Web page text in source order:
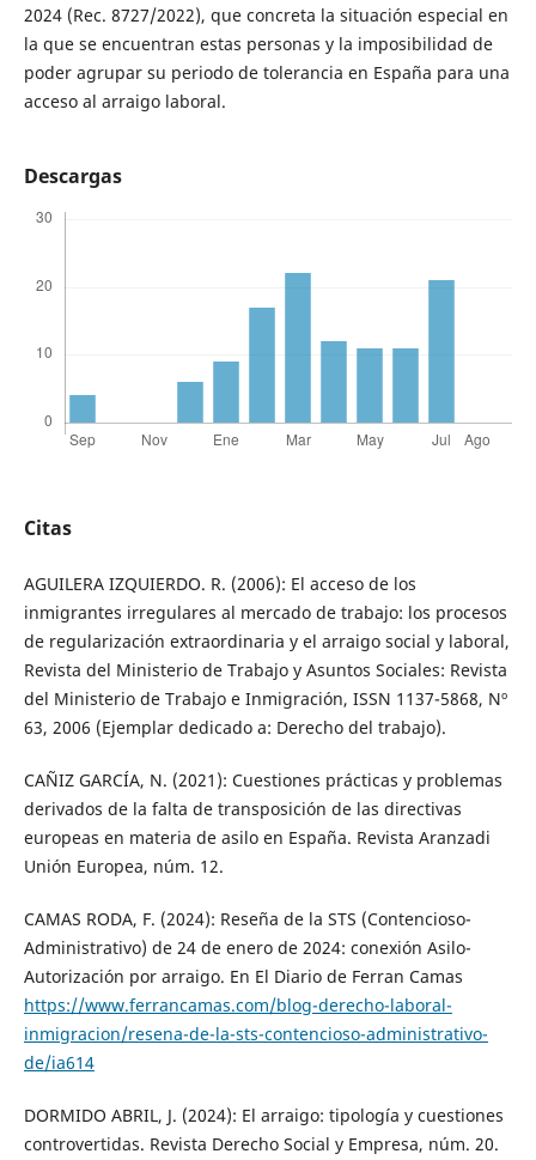
2024 (Rec. 8727/2022), que concreta la situación especial en
la que se encuentran estas personas y la imposibilidad de
poder agrupar su periodo de tolerancia en España para una
acceso al arraigo laboral.
Descargas
Citas
AGUILERA IZQUIERDO. R. (2006): El acceso de los
inmigrantes irregulares al mercado de trabajo: los procesos
de regularización extraordinaria y el arraigo social y laboral,
Revista del Ministerio de Trabajo y Asuntos Sociales: Revista
del Ministerio de Trabajo e Inmigración, ISSN 1137-5868, Nº
63, 2006 (Ejemplar dedicado a: Derecho del trabajo).
CAÑIZ GARCÍA, N. (2021): Cuestiones prácticas y problemas
derivados de la falta de transposición de las directivas
europeas en materia de asilo en España. Revista Aranzadi
Unión Europea, núm. 12.
CAMAS RODA, F. (2024): Reseña de la STS (Contencioso-
Administrativo) de 24 de enero de 2024: conexión Asilo-
Autorización por arraigo. En El Diario de Ferran Camas
https://www.ferrancamas.com/blog-derecho-laboral-
inmigracion/resena-de-la-sts-contencioso-administrativo-
de/ia614
DORMIDO ABRIL, J. (2024): El arraigo: tipología y cuestiones
controvertidas. Revista Derecho Social y Empresa, núm. 20.